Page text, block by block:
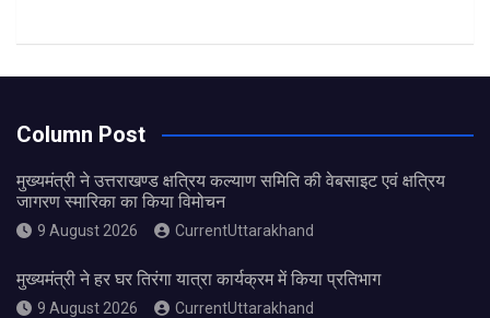
Column Post
मुख्यमंत्री ने उत्तराखण्ड क्षत्रिय कल्याण समिति की वेबसाइट एवं क्षत्रिय
जागरण स्मारिका का किया विमोचन
9 August 2026 CurrentUttarakhand
मुख्यमंत्री ने हर घर तिरंगा यात्रा कार्यक्रम में किया प्रतिभाग
9 August 2026 CurrentUttarakhand